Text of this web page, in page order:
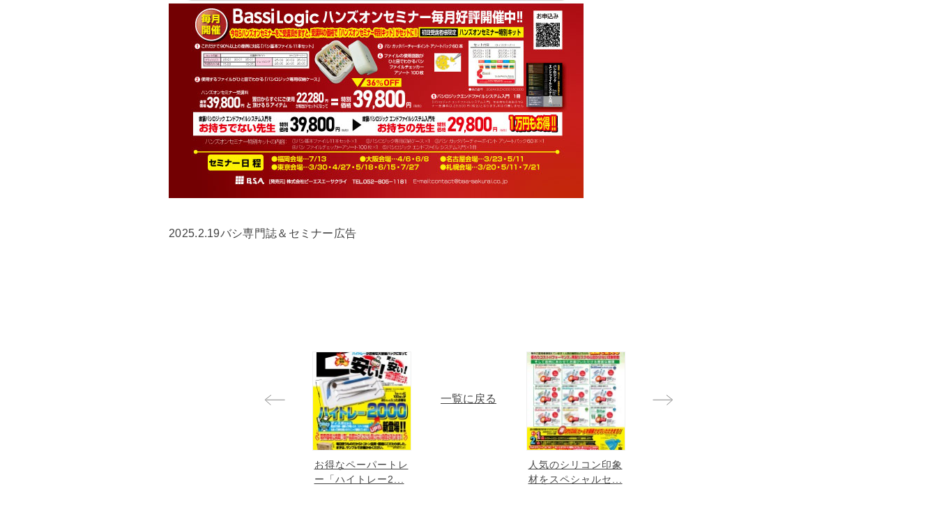
2025.2.19バシ専門誌＆セミナー広告
お得なペーパートレ
ー「ハイトレー2...
一覧に戻る
人気のシリコン印象
材をスペシャルセ...